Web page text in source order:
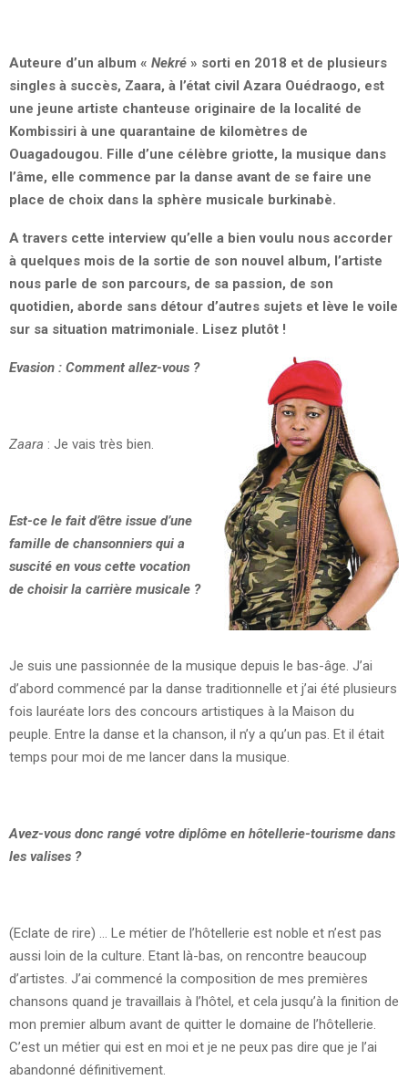
Auteure d’un album « Nekré » sorti en 2018 et de plusieurs
singles à succès, Zaara, à l’état civil Azara Ouédraogo, est
une jeune artiste chanteuse originaire de la localité de
Kombissiri à une quarantaine de kilomètres de
Ouagadougou. Fille d’une célèbre griotte, la musique dans
l’âme, elle commence par la danse avant de se faire une
place de choix dans la sphère musicale burkinabè.
A travers cette interview qu’elle a bien voulu nous accorder
à quelques mois de la sortie de son nouvel album, l’artiste
nous parle de son parcours, de sa passion, de son
quotidien, aborde sans détour d’autres sujets et lève le voile
sur sa situation matrimoniale. Lisez plutôt !
Evasion : Comment allez-vous ?
Zaara : Je vais très bien.
Est-ce le fait d’être issue d’une
famille de chansonniers qui a
suscité en vous cette vocation
de choisir la carrière musicale ?
Je suis une passionnée de la musique depuis le bas-âge. J’ai
d’abord commencé par la danse traditionnelle et j’ai été plusieurs
fois lauréate lors des concours artistiques à la Maison du
peuple. Entre la danse et la chanson, il n’y a qu’un pas. Et il était
temps pour moi de me lancer dans la musique.
Avez-vous donc rangé votre diplôme en hôtellerie-tourisme dans
les valises ?
(Eclate de rire) … Le métier de l’hôtellerie est noble et n’est pas
aussi loin de la culture. Etant là-bas, on rencontre beaucoup
d’artistes. J’ai commencé la composition de mes premières
chansons quand je travaillais à l’hôtel, et cela jusqu’à la finition de
mon premier album avant de quitter le domaine de l’hôtellerie.
C’est un métier qui est en moi et je ne peux pas dire que je l’ai
abandonné définitivement.